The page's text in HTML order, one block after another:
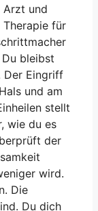
diesem
Arzt in
den
die auf
eine
Sie
ein-
and long-
and
year
Arzt und
Therapie für
bleibst
Der Eingriff
und am
stellt
wie du es
der
wird.
Die
Du dich